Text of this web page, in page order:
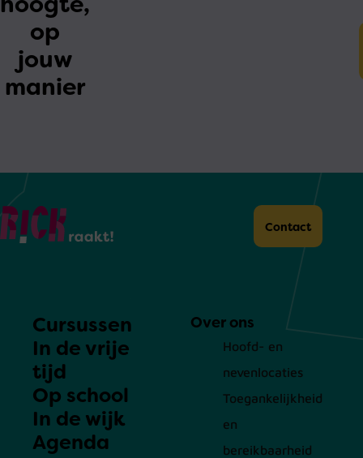
op
jouw
manier
Contact
Cursussen
In de vrije
tijd
Op school
In de wijk
Agenda
Over ons
Hoofd- en
nevenlocaties
Toegankelijkheid
en
bereikbaarheid